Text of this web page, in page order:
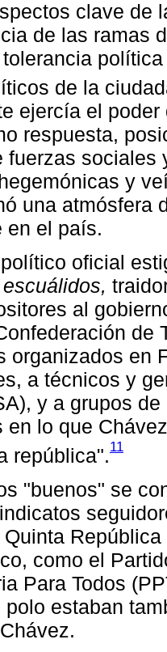
clave de
de las ramas
de la
ejercía el
respuesta,
fuerzas
y
una atmósfera
en el país.
oficial
al
de
organizados en
a técnicos y
y a grupos
en lo que
república".11
"buenos" se
como el
Para Todos
polo estaban